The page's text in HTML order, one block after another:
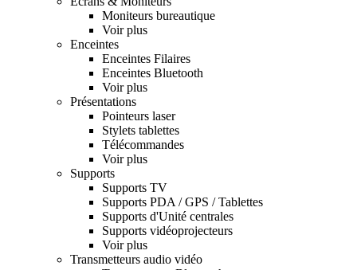
Moniteurs bureautique
Voir plus
Enceintes
Enceintes Filaires
Enceintes Bluetooth
Voir plus
Présentations
Pointeurs laser
Stylets tablettes
Télécommandes
Voir plus
Supports
Supports TV
Supports PDA / GPS / Tablettes
Supports d'Unité centrales
Supports vidéoprojecteurs
Voir plus
Transmetteurs audio vidéo